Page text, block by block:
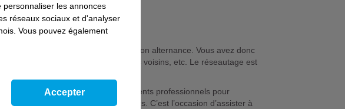
LinkedIn.
de trouver une entreprise pour son alternance. Vous avez donc
de vous, votre famille, vos amis, vos voisins, etc. Le réseautage est
de participer à des événements professionnels pour
des employeurs et des recruteurs. C’est l’occasion d’assister à
les annonces
réseaux sociaux et d'analyser
Vous pouvez également
Accepter